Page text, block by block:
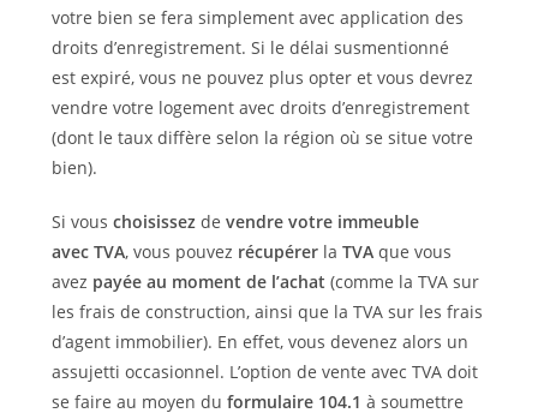
votre bien se fera simplement avec application des
droits d’enregistrement. Si le délai susmentionné
est expiré, vous ne pouvez plus opter et vous devrez
vendre votre logement avec droits d’enregistrement
(dont le taux diffère selon la région où se situe votre
bien).
Si vous choisissezde vendre votre immeuble
avec TVA, vous pouvez récupérer la TVA que vous
avez payée au moment de l’achat (comme la TVA sur
les frais de construction, ainsi que la TVA sur les frais
d’agent immobilier). En effet, vous devenez alors un
assujetti occasionnel. L’option de vente avec TVA doit
se faire au moyen du formulaire 104.1 à soumettre